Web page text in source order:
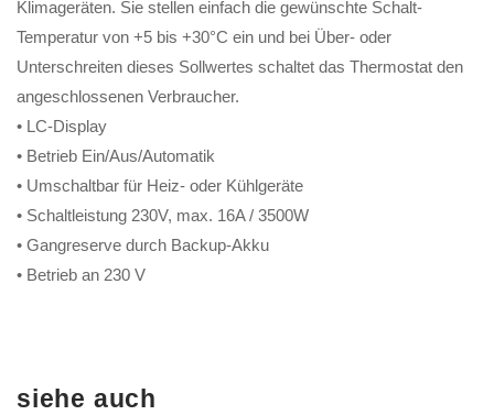
Klimageräten. Sie stellen einfach die gewünschte Schalt-
Temperatur von +5 bis +30°C ein und bei Über- oder
Unterschreiten dieses Sollwertes schaltet das Thermostat den
angeschlossenen Verbraucher.
• LC-Display
• Betrieb Ein/Aus/Automatik
• Umschaltbar für Heiz- oder Kühlgeräte
• Schaltleistung 230V, max. 16A / 3500W
• Gangreserve durch Backup-Akku
• Betrieb an 230 V
siehe auch